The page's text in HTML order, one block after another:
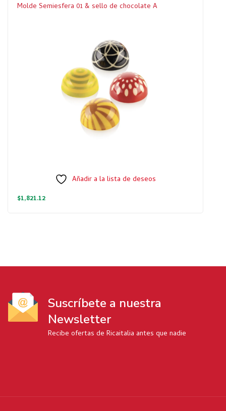
Molde Semiesfera 01 & sello de chocolate A
Añadir a la lista de deseos
$1,821.12
Suscríbete a nuestra
Newsletter
Recibe ofertas de Ricaitalia antes que nadie